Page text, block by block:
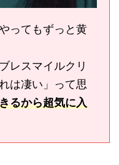
ってもずっと黄
レスマイルクリ
は凄い」って思
るから超気に入